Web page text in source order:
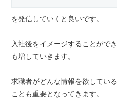
を発信していくと良いです。
入社後をイメージすることがで
も増していきます。
求職者がどんな情報を欲してい
ことも重要となってきます。